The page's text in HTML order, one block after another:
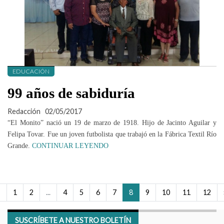
EDUCACIÓN
99 años de sabiduría
Redacción 02/05/2017
“El Monito” nació un 19 de marzo de 1918. Hijo de Jacinto Aguilar y
Felipa Tovar. Fue un joven futbolista que trabajó en la Fábrica Textil Río
Grande. CONTINUAR LEYENDO
1 2 ... 4 5 6 7 8 9 10 11 12
SUSCRÍBETE A NUESTRO BOLETÍN